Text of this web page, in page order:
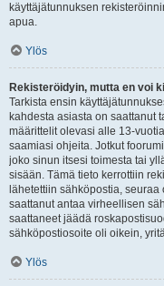
käyttäjätunnuksen
apua.
Ylös
Rekisteröidyin, mutta en voi
Tarkista ensin
kahdesta asiasta on saattanut
määrittelit olevasi alle 13-
saamiasi ohjeita. Jotkut
joko sinun itsesi toimesta tai
sisään. Tämä tieto kerrottiin
lähetettiin sähköpostia,
saattanut antaa virheellisen
saattaneet jäädä
sähköpostiosoite oli oikein,
Ylös